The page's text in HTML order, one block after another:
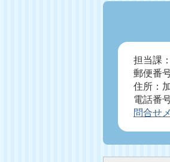
担当課
郵便番
住所：
電話番
問合せ